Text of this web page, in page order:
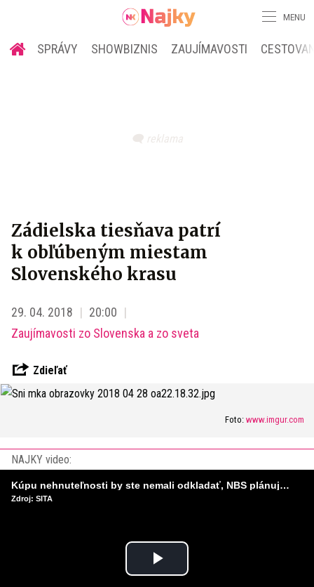
MENU
SPRÁVY SHOWBIZNIS ZAUJÍMAVOSTI
Zádielska tiesňava patrí
k obľúbeným miestam
Slovenského krasu
29. 04. 2018
20:00
Zaujímavosti zo Slovenska a zo sveta
Zdieľať
Foto: www.imgur.com
NAJKY video:
Play
Kúpu nehnuteľnosti by ste nemali odkladať, NBS plánuje sprísniť pravidlá pri hypotékach
Zdroj: SITA